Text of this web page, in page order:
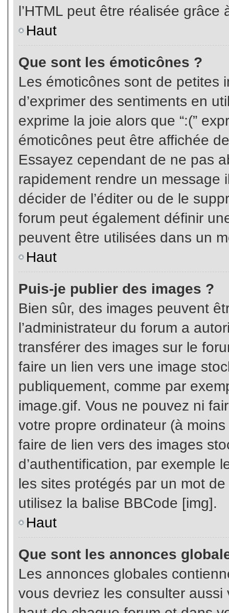
l’HTML peut être réalisée grâce
Haut
Que sont les émoticônes ?
Les émoticônes sont de petites
d’exprimer des sentiments en
exprime la joie alors que “:(”
émoticônes peut être affichée
Essayez cependant de ne pas
rapidement rendre un message
décider de l’éditer ou de le
forum peut également définir
peuvent être utilisées dans un
Haut
Puis-je publier des images ?
Bien sûr, des images peuvent
l’administrateur du forum a
transférer des images sur le
faire un lien vers une image
publiquement, comme par
image.gif. Vous ne pouvez ni
votre propre ordinateur (à
faire de lien vers des images
d’authentification, par exemple
les sites protégés par un mot
utilisez la balise BBCode [img].
Haut
Que sont les annonces
Les annonces globales
vous devriez les consulter